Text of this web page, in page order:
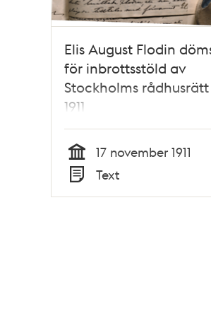
Elis August Flodin
för inbrottsstöld av
Stockholms
1911
Tid
17 november 1911
Typ
Text